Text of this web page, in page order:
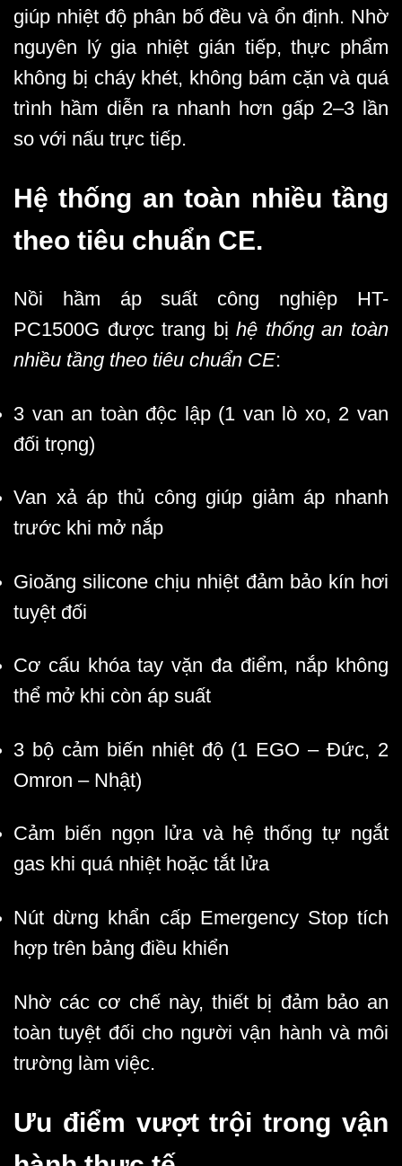
giúp nhiệt độ phân bố đều và ổn định. Nhờ
nguyên lý gia nhiệt gián tiếp, thực phẩm
không bị cháy khét, không bám cặn và quá
trình hầm diễn ra nhanh hơn gấp 2–3 lần
so với nấu trực tiếp.
Hệ thống an toàn nhiều tầng
theo tiêu chuẩn CE.
Nồi hầm áp suất công nghiệp HT-
PC1500G được trang bịhệ thống an toàn
nhiều tầng theo tiêu chuẩn CE:
3 van an toàn độc lập (1 van lò xo, 2 van
đối trọng)
Van xả áp thủ công giúp giảm áp nhanh
trước khi mở nắp
Gioăng silicone chịu nhiệt đảm bảo kín hơi
tuyệt đối
Cơ cấu khóa tay vặn đa điểm, nắp không
thể mở khi còn áp suất
3 bộ cảm biến nhiệt độ (1 EGO – Đức, 2
Omron – Nhật)
Cảm biến ngọn lửa và hệ thống tự ngắt
gas khi quá nhiệt hoặc tắt lửa
Nút dừng khẩn cấp Emergency Stop tích
hợp trên bảng điều khiển
Nhờ các cơ chế này, thiết bị đảm bảo an
toàn tuyệt đối cho người vận hành và môi
trường làm việc.
Ưu điểm vượt trội trong vận